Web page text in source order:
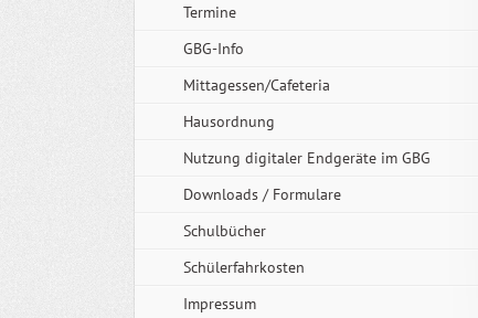
Termine
GBG-Info
Mittagessen/Cafeteria
Hausordnung
Nutzung digitaler Endgeräte im GBG
Downloads / Formulare
Schulbücher
Schülerfahrkosten
Impressum